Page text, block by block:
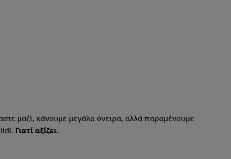
μαζί, κάνουμε μεγάλα όνειρα, αλλά παραμένουμε
Γιατί αξίζει.